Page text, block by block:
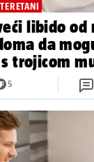
libido od
da
trojicom
5